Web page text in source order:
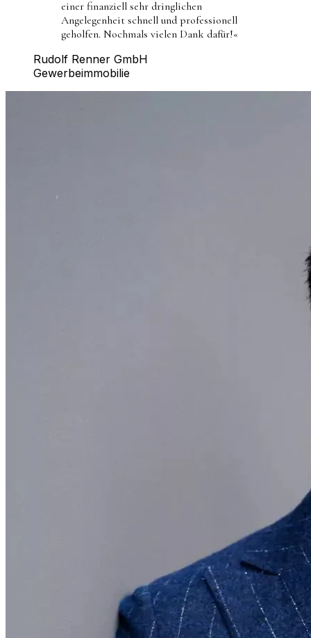
einer finanziell sehr dringlichen
Angelegenheit schnell und professionell
geholfen. Nochmals vielen Dank dafür!«
Rudolf Renner GmbH
Gewerbeimmobilie